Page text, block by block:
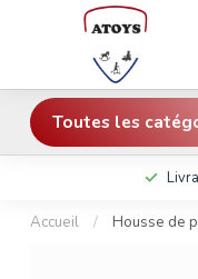
Toutes les
Accueil / Housse de